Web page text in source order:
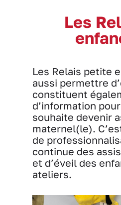
Les
Les Relais petite
aussi permettre
constituent
d’information
souhaite devenir
maternel(le).
de
continue des
et d’éveil des
ateliers.